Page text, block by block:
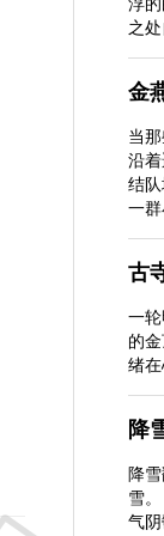
之
金
当
沿
结
一
古
一
的
绪
降
降
雪
气